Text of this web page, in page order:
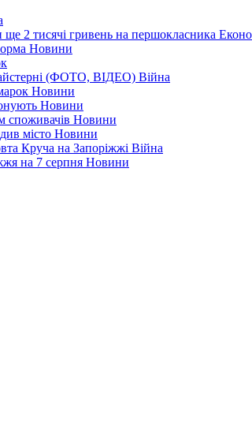
2 тисячі гривень на першокласника
Новини
(ФОТО, ВІДЕО) Війна
Новини
Новини
споживачів Новини
місто Новини
Круча на Запоріжжі Війна
на 7 серпня Новини